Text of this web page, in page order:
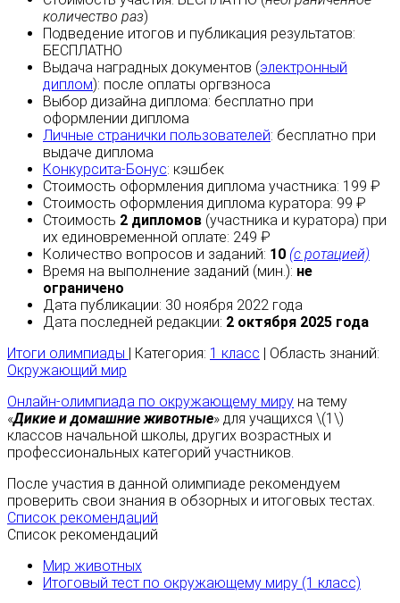
количество раз)
Подведение итогов и публикация результатов:
БЕСПЛАТНО
Выдача наградных документов (электронный
диплом): после оплаты оргвзноса
Выбор дизайна диплома: бесплатно при
оформлении диплома
Личные странички пользователей: бесплатно при
выдаче диплома
Конкурсита-Бонус: кэшбек
Стоимость оформления диплома участника: 199 ₽
Стоимость оформления диплома куратора: 99 ₽
Стоимость 2 дипломов (участника и куратора) при
их единовременной оплате: 249 ₽
Количество вопросов и заданий: 10 (с ротацией)
Время на выполнение заданий (мин.): не
ограничено
Дата публикации: 30 ноября 2022 года
Дата последней редакции: 2 октября 2025 года
Итоги олимпиады
| Категория: 1 класс | Область знаний:
Окружающий мир
Онлайн-олимпиада по окружающему миру на тему
«Дикие и домашние животные» для учащихся \(1\)
классов начальной школы, других возрастных и
профессиональных категорий участников.
После участия в данной олимпиаде рекомендуем
проверить свои знания в обзорных и итоговых тестах.
Список рекомендаций
Список рекомендаций
Мир животных
Итоговый тест по окружающему миру (1 класс)